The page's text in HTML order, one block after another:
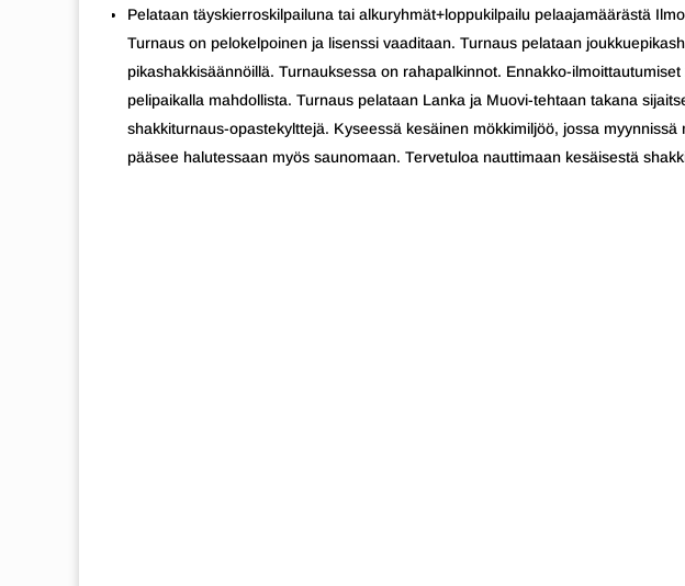
Pelataan täyskierroskilpailuna tai alkuryhmät+loppukilpailu pelaajamäärästä
Turnaus on pelokelpoinen ja lisenssi vaaditaan. Turnaus pelataan
pikashakkisäännöillä. Turnauksessa on rahapalkinnot. Ennakko-
pelipaikalla mahdollista. Turnaus pelataan Lanka ja Muovi-tehtaan takana
shakkiturnaus-opastekylttejä. Kyseessä kesäinen mökkimiljöö, jossa
pääsee halutessaan myös saunomaan. Tervetuloa nauttimaan kesäisestä